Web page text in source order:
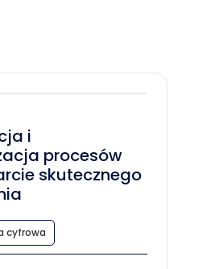
i
procesów
skutecznego
cyfrowa